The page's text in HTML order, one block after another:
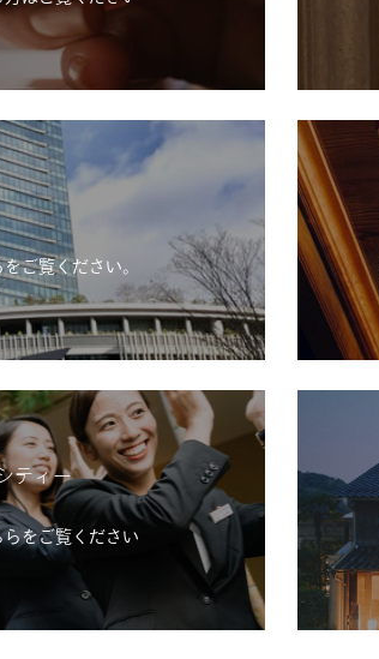
ご覧ください。
ティー
をご覧ください